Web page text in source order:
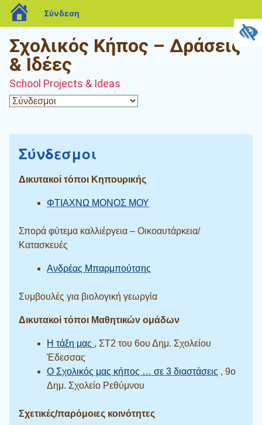
Σχολικός Κήπος – Δράσεις
& Ιδέες
School Projects & Ideas
Σύνδεσμοι
Δικυτακοί τόποι Κηπουρικής
ΦΤΙΑΧΝΩ ΜΟΝΟΣ ΜΟΥ
Σπορά φύτεμα καλλιέργεια – Οικοαυτάρκεια/
Κατασκευές
Ανδρέας Μπαρμπούτσης
Συμβουλές για βιολογική γεωργία
Δικυτακοί τόποι Μαθητικών ομάδων
Η τάξη μας , ΣΤ2 του 6ου Δημ. Σχολείου
Έδεσσας
Ο Σχολικός μας κήπος … σε 3 διαστάσεις , 9o
Δημ. Σχολείο Ρεθύμνου
Σχετικές/παρόμοιες κοινότητες
blogs.sch.gr
Σύνδεση